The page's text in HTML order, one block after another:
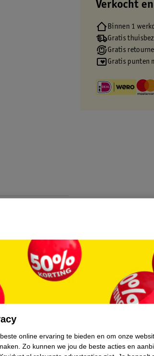
Verkocht
Binnen 1
Gratis
Gratis
Gratis punten
online ervaring te bieden en om onze
Zo kunnen we jou de beste acties en